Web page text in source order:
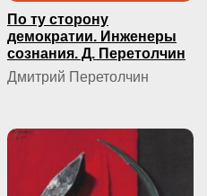
По ту сторону
демократии. Инженеры
сознания. Д. Перетолчин
Дмитрий Перетолчин